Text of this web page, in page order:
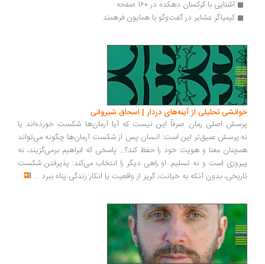
آشنایی با کرکسان دهکده در 160 صفحه
کیمیاگر عشایر در گفت‌وگو با همایون فرهمند
تحلیلی از آینه‌های دردار | اسحاق شیروانی
اصلی رمان صرفاً این نیست که آیا آرمان‌ها شکست خورده‌اند یا
عمیق‌تر این است: انسان پس از شکست آرمان‌ها چگونه می‌تواند
معنا و هویت خود را حفظ کند؟... پاسخی که ابراهیم برمی‌گزیند، نه
است و نه تسلیم. او راهی دیگر را انتخاب می‌کند: پذیرفتن شکست
بدون آنکه به خیانت، گریز از واقعیت یا انکار زندگی پناه ببرد...